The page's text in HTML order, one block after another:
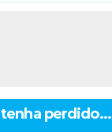
perdido...